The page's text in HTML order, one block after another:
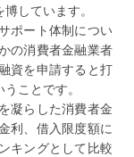
しています。
ポート体制につい
の消費者金融業者
資を申請すると打
ことです。
凝らした消費者金
利、借入限度額に
キングとして比較